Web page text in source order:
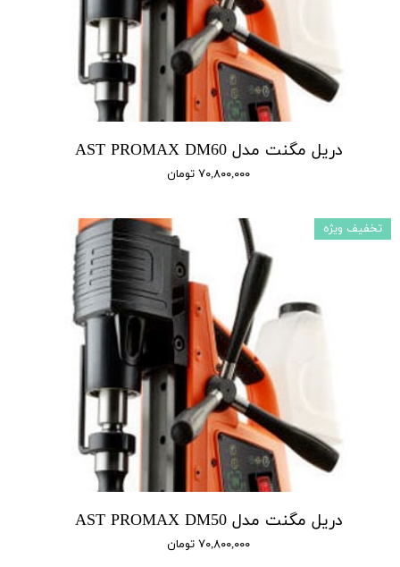
دریل مگنت مدل AST PROMAX DM60
۷۰,۸۰۰,۰۰۰ تومان
دریل مگنت مدل AST PROMAX DM50
۷۰,۸۰۰,۰۰۰ تومان
تخفیف ویژه